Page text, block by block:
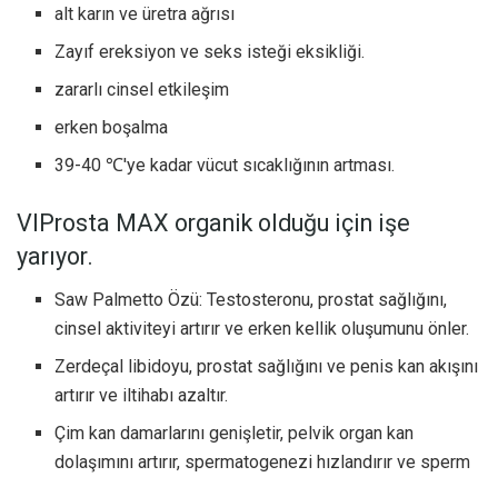
alt karın ve üretra ağrısı
Zayıf ereksiyon ve seks isteği eksikliği.
zararlı cinsel etkileşim
erken boşalma
39-40 ℃'ye kadar vücut sıcaklığının artması.
VIProsta MAX organik olduğu için işe
yarıyor.
Saw Palmetto Özü: Testosteronu, prostat sağlığını,
cinsel aktiviteyi artırır ve erken kellik oluşumunu önler.
Zerdeçal libidoyu, prostat sağlığını ve penis kan akışını
artırır ve iltihabı azaltır.
Çim kan damarlarını genişletir, pelvik organ kan
dolaşımını artırır, spermatogenezi hızlandırır ve sperm